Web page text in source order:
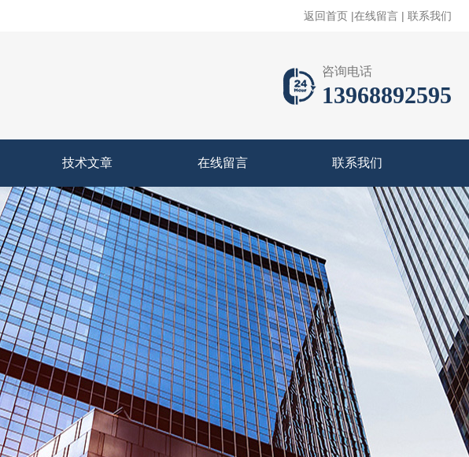
返回首页 |在线留言 | 联系我们
咨询电话
13968892595
技术文章 在线留言 联系我们